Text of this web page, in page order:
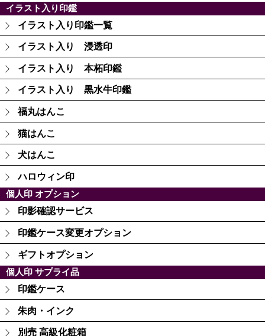
イラスト入り印鑑
イラスト入り印鑑一覧
イラスト入り 浸透印
イラスト入り 本柘印鑑
イラスト入り 黒水牛印鑑
福丸はんこ
猫はんこ
犬はんこ
ハロウィン印
個人印 オプション
印影確認サービス
印鑑ケース変更オプション
ギフトオプション
個人印 サプライ品
印鑑ケース
朱肉・インク
別売 高級化粧箱